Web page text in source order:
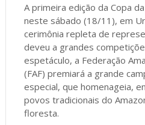
A primeira edição da Copa
neste sábado (18/11), em
cerimônia repleta de
deveu a grandes
espetáculo, a Federação
(FAF) premiará a grande
especial, que homenageia,
povos tradicionais do
floresta.